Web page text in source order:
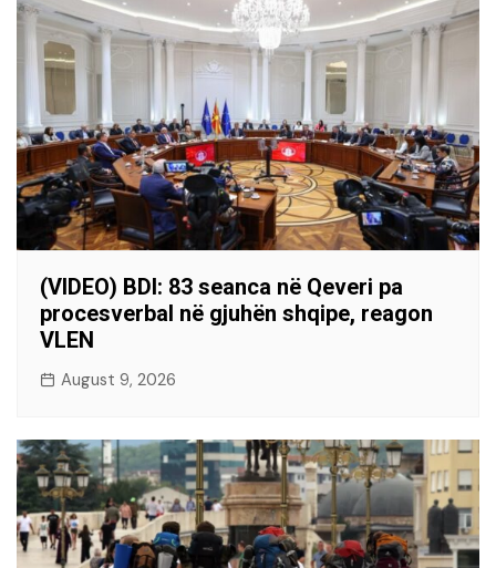
(VIDEO) BDI: 83 seanca në Qeveri pa
procesverbal në gjuhën shqipe, reagon
VLEN
August 9, 2026